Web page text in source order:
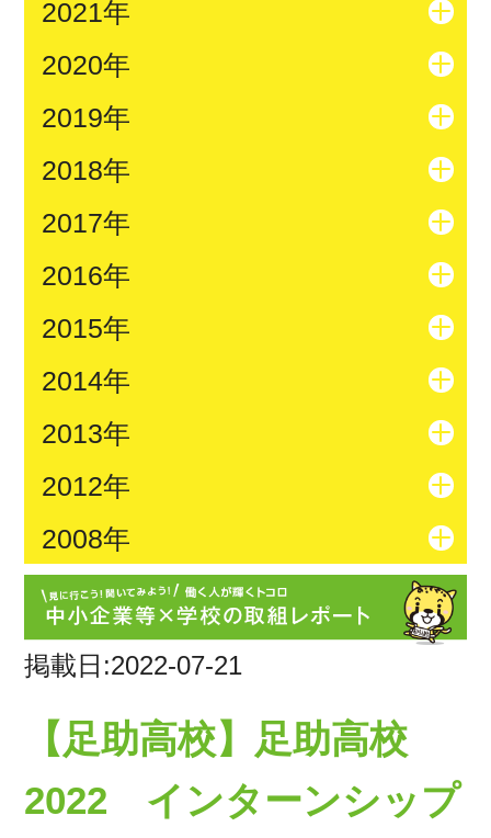
2021年
2020年
2019年
2018年
2017年
2016年
2015年
2014年
2013年
2012年
2008年
掲載日:2022-07-21
【足助高校】足助高校
2022 インターンシップ